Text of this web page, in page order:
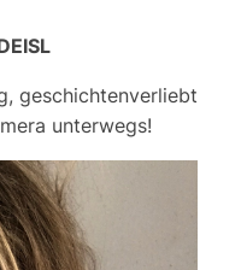
geschichtenverliebt
unterwegs!